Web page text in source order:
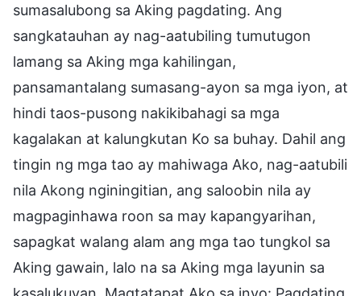
sumasalubong sa Aking pagdating. Ang
sangkatauhan ay nag-aatubiling tumutugon
lamang sa Aking mga kahilingan,
pansamantalang sumasang-ayon sa mga iyon, at
hindi taos-pusong nakikibahagi sa mga
kagalakan at kalungkutan Ko sa buhay. Dahil ang
tingin ng mga tao ay mahiwaga Ako, nag-aatubili
nila Akong nginingitian, ang saloobin nila ay
magpaginhawa roon sa may kapangyarihan,
sapagkat walang alam ang mga tao tungkol sa
Aking gawain, lalo na sa Aking mga layunin sa